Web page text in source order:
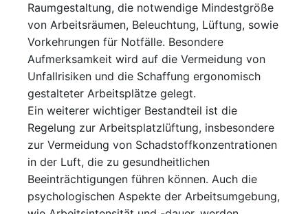
Raumgestaltung, die notwendige Mindestgröße
von Arbeitsräumen, Beleuchtung, Lüftung, sowie
Vorkehrungen für Notfälle. Besondere
Aufmerksamkeit wird auf die Vermeidung von
Unfallrisiken und die Schaffung ergonomisch
gestalteter Arbeitsplätze gelegt.
Ein weiterer wichtiger Bestandteil ist die
Regelung zur Arbeitsplatzlüftung, insbesondere
zur Vermeidung von Schadstoffkonzentrationen
in der Luft, die zu gesundheitlichen
Beeinträchtigungen führen können. Auch die
psychologischen Aspekte der Arbeitsumgebung,